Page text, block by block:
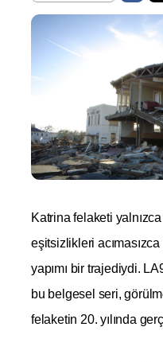
Katrina felaketi
eşitsizlikleri
yapımı bir trajediydi.
bu belgesel seri,
felaketin 20. yılında